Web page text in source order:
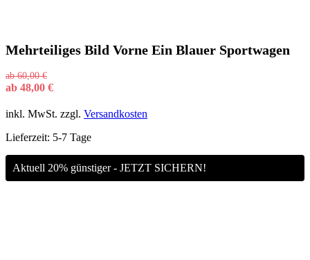
Mehrteiliges Bild Vorne Ein Blauer Sportwagen
ab60,00€
ab 48,00 €
inkl. MwSt. zzgl. Versandkosten
Lieferzeit: 5-7 Tage
Aktuell 20% günstiger - JETZT SICHERN!